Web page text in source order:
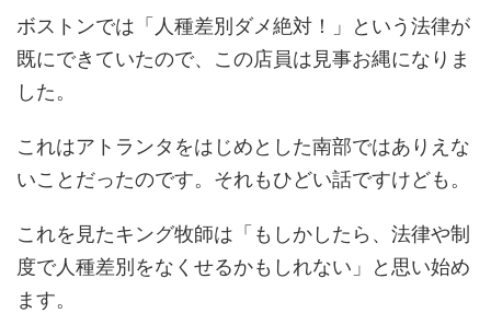
ボストンでは「人種差別ダメ絶対！」という法律が
既にできていたので、この店員は見事お縄になりま
した。
これはアトランタをはじめとした南部ではありえな
いことだったのです。それもひどい話ですけども。
これを見たキング牧師は「もしかしたら、法律や制
度で人種差別をなくせるかもしれない」と思い始め
ます。